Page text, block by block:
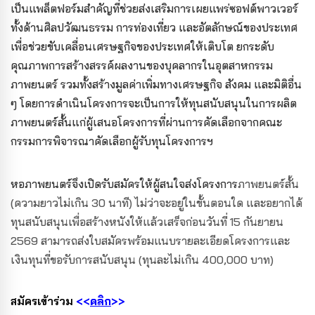
เป็นแพล็ตฟอร์มสำคัญที่ช่วยส่งเสริมการเผยแพร่ซอฟต์พาวเวอร์
ทั้งด้านศิลปวัฒนธรรม การท่องเที่ยว และอัตลักษณ์ของประเทศ
เพื่อช่วยขับเคลื่อนเศรษฐกิจของประเทศให้เติบโต ยกระดับ
คุณภาพการสร้างสรรค์ผลงานของบุคลากรในอุตสาหกรรม
ภาพยนตร์ รวมทั้งสร้างมูลค่าเพิ่มทางเศรษฐกิจ สังคม และมิติอื่น
ๆ โดยการดำเนินโครงการจะเป็นการให้ทุนสนับสนุนในการผลิต
ภาพยนตร์สั้นแก่ผู้เสนอโครงการที่ผ่านการคัดเลือกจากคณะ
กรรมการพิจารณาคัดเลือกผู้รับทุนโครงการฯ
หอภาพยนตร์จึงเปิดรับสมัครให้ผู้สนใจส่งโครงการภาพยนตร์สั้น
(ความยาวไม่เกิน 30 นาที) ไม่ว่าจะอยู่ในขั้นตอนใด และอยากได้
ทุนสนับสนุนเพื่อสร้างหนังให้แล้วเสร็จก่อนวันที่ 15 กันยายน
2569 สามารถส่งใบสมัครพร้อมแนบรายละเอียดโครงการและ
เงินทุนที่ขอรับการสนับสนุน (ทุนละไม่เกิน 400,000 บาท)
สมัครเข้าร่วม <<คลิก>>